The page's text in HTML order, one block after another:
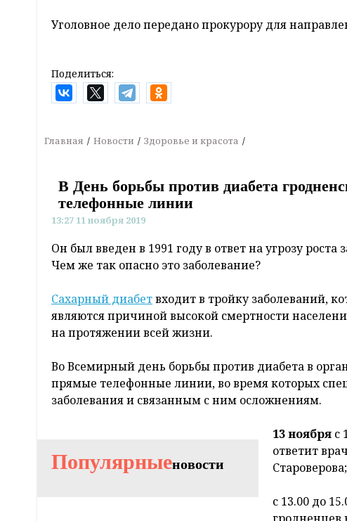
Уголовное дело передано прокурору для
Поделиться:
Главная Новости Здоровье и красота
В День борьбы против диабета
телефонные линии
13:27 11 ноября 2019